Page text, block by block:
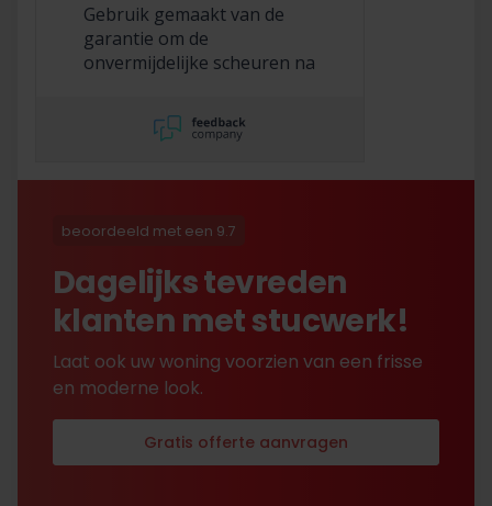
Gebruik gemaakt van de
garantie om de
onvermijdelijke scheuren na
en dat hebben ze super
netjes gedaan!
beoordeeld met een 9.7
Dagelijks tevreden
klanten met stucwerk!
Laat ook uw woning voorzien van een frisse
en moderne look.
Gratis offerte aanvragen